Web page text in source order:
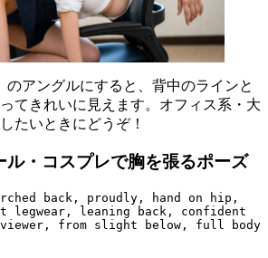
のアングルにすると、背中のラインと
てきれいに見えます。オフィス系・大
たいときにどうぞ！
・コスプレで胸を張るポーズ
back, proudly, hand on hip,
legwear, leaning back, confident
from slight below, full body